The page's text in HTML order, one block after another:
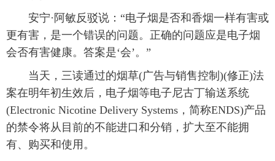
安宁·阿敏反驳说：“电子烟是否和香烟一样有害或
更有害，是一个错误的问题。正确的问题应是电子烟
会否有害健康。答案是‘会’。”
当天，三读通过的烟草(广告与销售控制)(修正)法
案在明年初生效后，电子烟等电子尼古丁输送系统
(Electronic Nicotine Delivery Systems，简称ENDS)产品
的禁令将从目前的不能进口和分销，扩大至不能拥
有、购买和使用。